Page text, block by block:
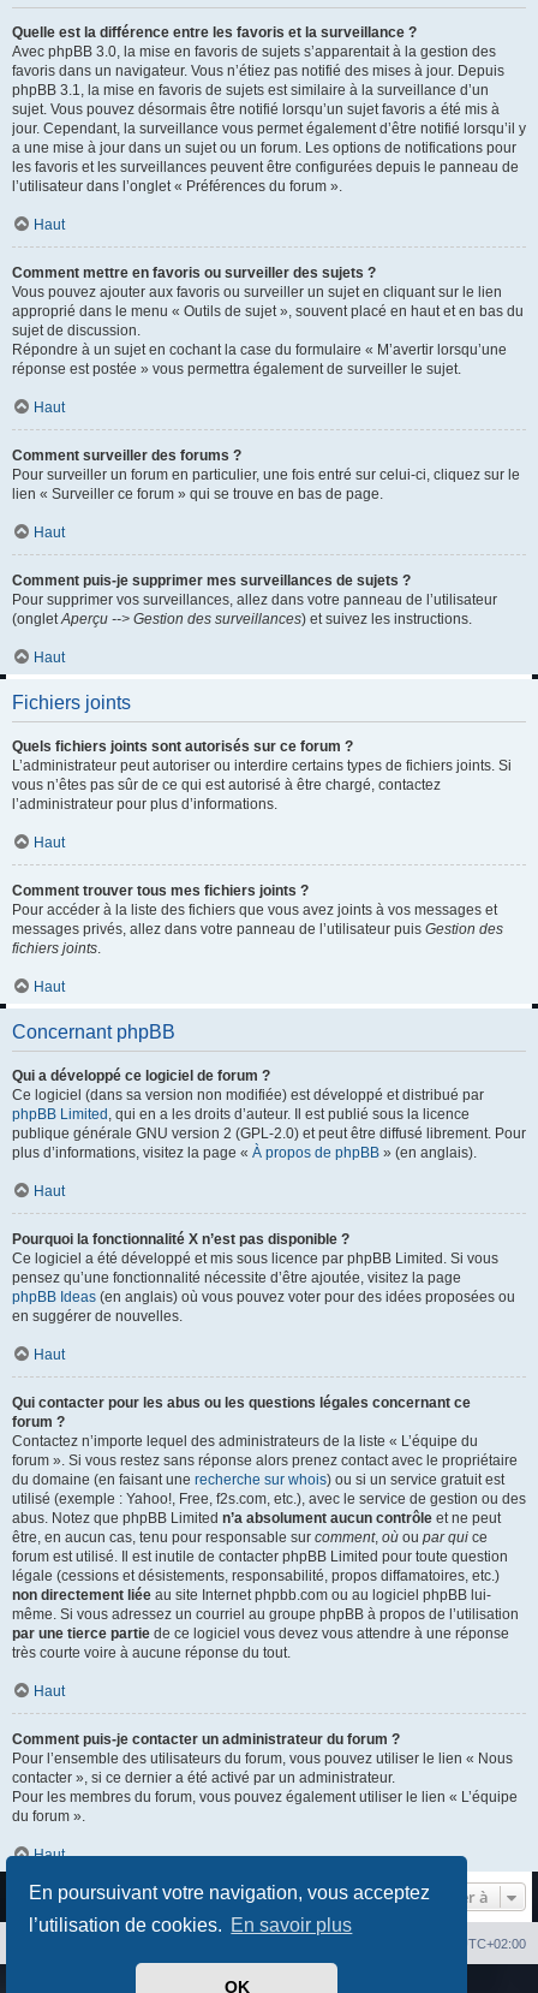
En poursuivant votre navigation, vous acceptez
l’utilisation de cookies. En savoir plus
OK
Quelle est la différence entre les favoris et la surveillance ?
Avec phpBB 3.0, la mise en favoris de sujets s’apparentait à la gestion des
favoris dans un navigateur. Vous n’étiez pas notifié des mises à jour. Depuis
phpBB 3.1, la mise en favoris de sujets est similaire à la surveillance d’un
sujet. Vous pouvez désormais être notifié lorsqu’un sujet favoris a été mis à
jour. Cependant, la surveillance vous permet également d’être notifié lorsqu’il y
a une mise à jour dans un sujet ou un forum. Les options de notifications pour
les favoris et les surveillances peuvent être configurées depuis le panneau de
l’utilisateur dans l’onglet « Préférences du forum ».
Haut
Comment mettre en favoris ou surveiller des sujets ?
Vous pouvez ajouter aux favoris ou surveiller un sujet en cliquant sur le lien
approprié dans le menu « Outils de sujet », souvent placé en haut et en bas du
sujet de discussion.
Répondre à un sujet en cochant la case du formulaire « M’avertir lorsqu’une
réponse est postée » vous permettra également de surveiller le sujet.
Haut
Comment surveiller des forums ?
Pour surveiller un forum en particulier, une fois entré sur celui-ci, cliquez sur le
lien « Surveiller ce forum » qui se trouve en bas de page.
Haut
Comment puis-je supprimer mes surveillances de sujets ?
Pour supprimer vos surveillances, allez dans votre panneau de l’utilisateur
(onglet Aperçu --> Gestion des surveillances) et suivez les instructions.
Haut
Fichiers joints
Quels fichiers joints sont autorisés sur ce forum ?
L’administrateur peut autoriser ou interdire certains types de fichiers joints. Si
vous n’êtes pas sûr de ce qui est autorisé à être chargé, contactez
l’administrateur pour plus d’informations.
Haut
Comment trouver tous mes fichiers joints ?
Pour accéder à la liste des fichiers que vous avez joints à vos messages et
messages privés, allez dans votre panneau de l’utilisateur puis Gestion des
fichiers joints
Haut
Concernant phpBB
Qui a développé ce logiciel de forum ?
Ce logiciel (dans sa version non modifiée) est développé et distribué par
phpBB Limited , qui en a les droits d’auteur. Il est publié sous la licence
publique générale GNU version 2 (GPL-2.0) et peut être diffusé librement. Pour
plus d’informations, visitez la page « À propos de phpBB » (en anglais).
Haut
Pourquoi la fonctionnalité X n’est pas disponible ?
Ce logiciel a été développé et mis sous licence par phpBB Limited. Si vous
pensez qu’une fonctionnalité nécessite d’être ajoutée, visitez la page
phpBB Ideas (en anglais) où vous pouvez voter pour des idées proposées ou
en suggérer de nouvelles.
Haut
Qui contacter pour les abus ou les questions légales concernant ce
forum ?
Contactez n’importe lequel des administrateurs de la liste « L’équipe du
forum ». Si vous restez sans réponse alors prenez contact avec le propriétaire
du domaine (en faisant une recherche sur whois) ou si un service gratuit est
utilisé (exemple : Yahoo!, Free, f2s.com, etc.), avec le service de gestion ou des
abus. Notez que phpBB Limited n’a absolument aucun contrôle et ne peut
être, en aucun cas, tenu pour responsable sur comment, où ou par qui ce
forum est utilisé. Il est inutile de contacter phpBB Limited pour toute question
légale (cessions et désistements, responsabilité, propos diffamatoires, etc.)
non directement liée au site Internet phpbb.com ou au logiciel phpBB lui-
même. Si vous adressez un courriel au groupe phpBB à propos de l’utilisation
par une tierce partie de ce logiciel vous devez vous attendre à une réponse
très courte voire à aucune réponse du tout.
Haut
Comment puis-je contacter un administrateur du forum ?
Pour l’ensemble des utilisateurs du forum, vous pouvez utiliser le lien « Nous
contacter », si ce dernier a été activé par un administrateur.
Pour les membres du forum, vous pouvez également utiliser le lien « L’équipe
du forum ».
Haut
Aller à
UTC+02:00
phpBB® Forum Software © phpBB Limited